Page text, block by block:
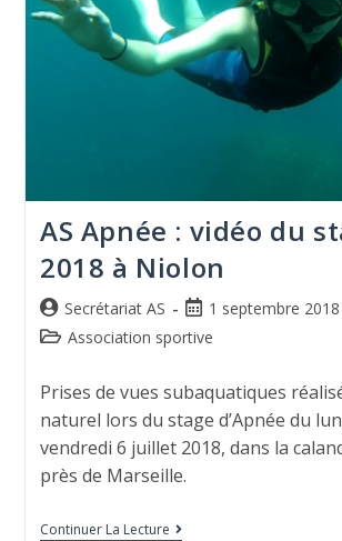
AS Apnée : vidéo du
2018 à Niolon
Secrétariat AS
1 septembre 2018
Association sportive
Prises de vues subaquatiques
naturel lors du stage d’Apnée du
vendredi 6 juillet 2018, dans la
près de Marseille.
Continuer La Lecture